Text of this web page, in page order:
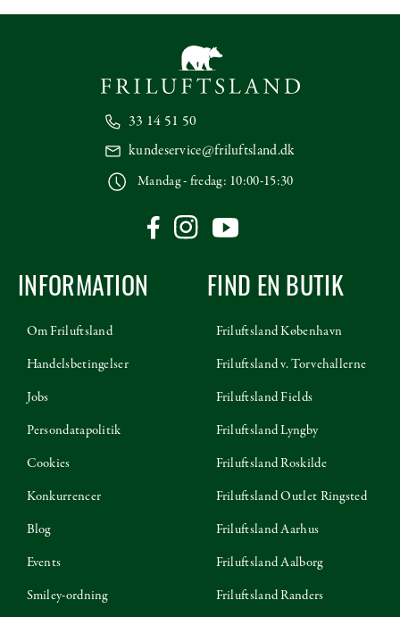
33 14 51 50
kundeservice@friluftsland.dk
Mandag - fredag: 10:00-15:30
INFORMATION
Om Friluftsland
Handelsbetingelser
Jobs
Persondatapolitik
Cookies
Konkurrencer
Blog
Events
Smiley-ordning
FIND EN BUTIK
Friluftsland København
Friluftsland v. Torvehallerne
Friluftsland Fields
Friluftsland Lyngby
Friluftsland Roskilde
Friluftsland Outlet Ringsted
Friluftsland Aarhus
Friluftsland Aalborg
Friluftsland Randers